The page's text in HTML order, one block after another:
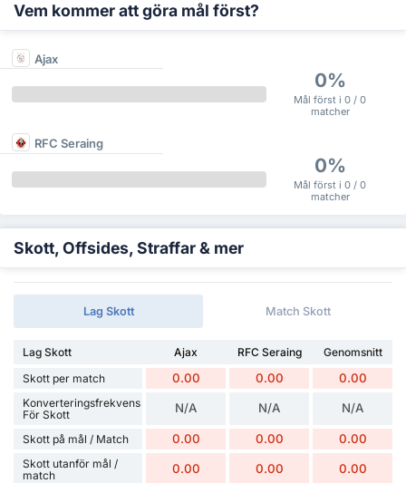
Vem kommer att göra mål först?
Ajax
0%
Mål först i 0 / 0
matcher
RFC Seraing
0%
Mål först i 0 / 0
matcher
Skott, Offsides, Straffar & mer
Lag Skott Match Skott
Lag Skott Ajax RFC Seraing
Genomsnitt
Skott per match
0.00 0.00 0.00
Konverteringsfrekvens
För Skott
N/A N/A N/A
Skott på mål / Match 0.00 0.00 0.00
Skott utanför mål /
match
0.00 0.00 0.00